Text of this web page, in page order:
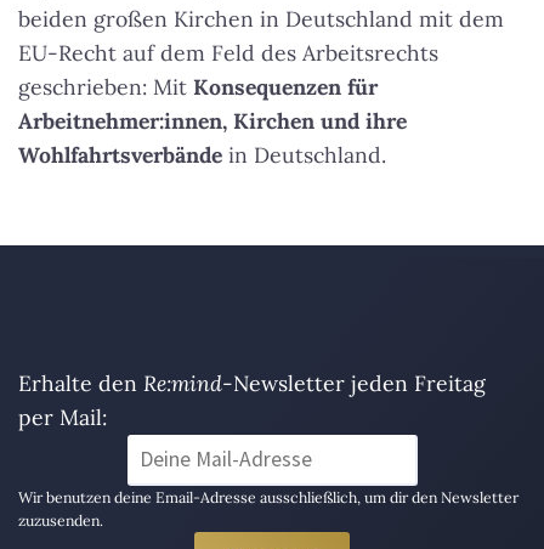
beiden großen Kirchen in Deutschland mit dem
EU-Recht auf dem Feld des Arbeitsrechts
geschrieben: Mit Konsequenzen für
Arbeitnehmer:innen, Kirchen und ihre
Wohlfahrtsverbände in Deutschland.
Erhalte den Re:mind-Newsletter jeden Freitag
per Mail:
Wir benutzen deine Email-Adresse ausschließlich, um dir den Newsletter
zuzusenden.